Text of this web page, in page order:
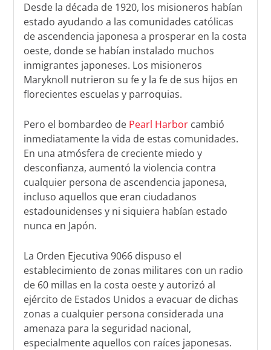
Desde la década de 1920, los misioneros habían
estado ayudando a las comunidades católicas
de ascendencia japonesa a prosperar en la costa
oeste, donde se habían instalado muchos
inmigrantes japoneses. Los misioneros
Maryknoll nutrieron su fe y la fe de sus hijos en
florecientes escuelas y parroquias.
Pero el bombardeo de Pearl Harbor cambió
inmediatamente la vida de estas comunidades.
En una atmósfera de creciente miedo y
desconfianza, aumentó la violencia contra
cualquier persona de ascendencia japonesa,
incluso aquellos que eran ciudadanos
estadounidenses y ni siquiera habían estado
nunca en Japón.
La Orden Ejecutiva 9066 dispuso el
establecimiento de zonas militares con un radio
de 60 millas en la costa oeste y autorizó al
ejército de Estados Unidos a evacuar de dichas
zonas a cualquier persona considerada una
amenaza para la seguridad nacional,
especialmente aquellos con raíces japonesas.